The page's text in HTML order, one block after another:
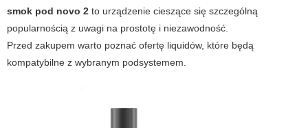
smok pod novo 2 to urządzenie cieszące się szczególną
popularnością z uwagi na prostotę i niezawodność.
Przed zakupem warto poznać ofertę liquidów, które będą
kompatybilne z wybranym podsystemem.